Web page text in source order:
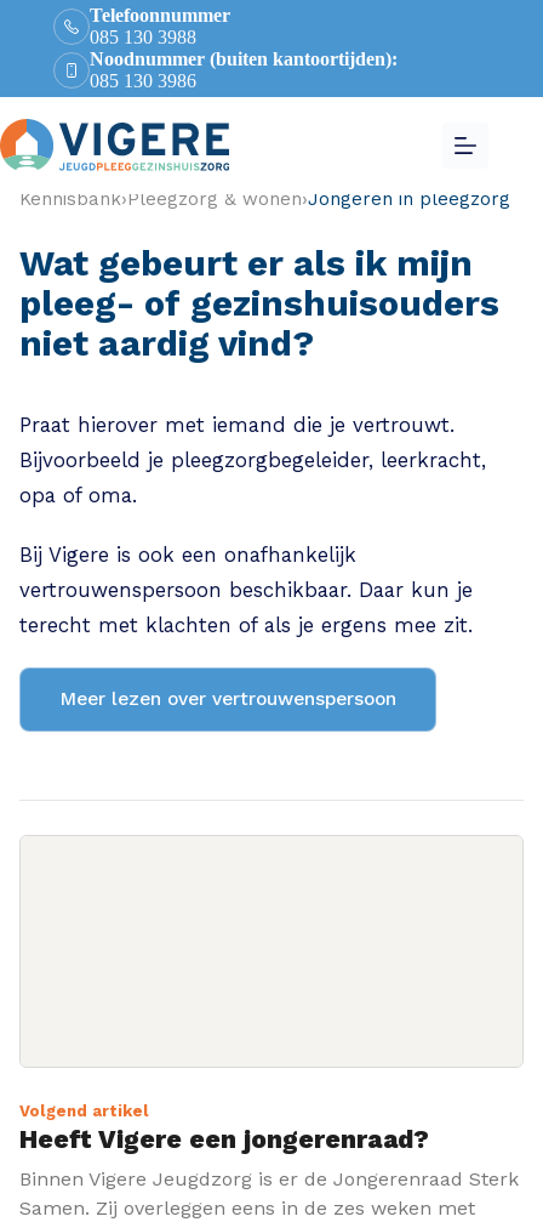
Telefoonnummer
085 130 3988
Noodnummer (buiten kantoortijden):
085 130 3986
Kennisbank›Pleegzorg & wonen›Jongeren in pleegzorg
Wat gebeurt er als ik mijn
pleeg- of gezinshuisouders
niet aardig vind?
Praat hierover met iemand die je vertrouwt.
Bijvoorbeeld je pleegzorgbegeleider, leerkracht,
opa of oma.
Bij Vigere is ook een onafhankelijk
vertrouwenspersoon beschikbaar. Daar kun je
terecht met klachten of als je ergens mee zit.
Meer lezen over vertrouwenspersoon
Volgend artikel
Heeft Vigere een jongerenraad?
Binnen Vigere Jeugdzorg is er de Jongerenraad Sterk
Samen. Zij overleggen eens in de zes weken met